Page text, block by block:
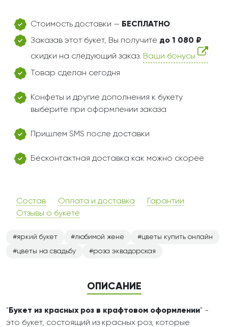
Стоимость доставки — БЕСПЛАТНО
Заказав этот букет, Вы получите до 1 080 ₽
скидки на следующий заказ. Ваши бонусы
Товар сделан сегодня
Конфеты и другие дополнения к букету
выберите при оформлении заказа
Пришлем SMS после доставки
Бесконтактная доставка как можно скорее
Состав Оплата и доставка
Гарантии
Отзывы о букете
яркий букет любимой жене
цветы купить онлайн
цветы на свадьбу
роза эквадорская
ОПИСАНИЕ
"Букет из красных роз в крафтовом оформлении" -
это букет, состоящий из красных роз, которые